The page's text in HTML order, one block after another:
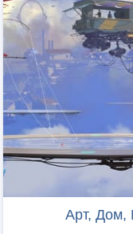
Арт, Дом,